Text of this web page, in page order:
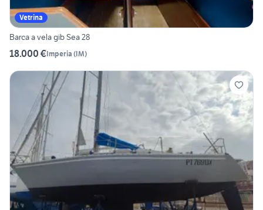
Vetrina
Barca a vela gib Sea 28
18.000 €Imperia (IM)